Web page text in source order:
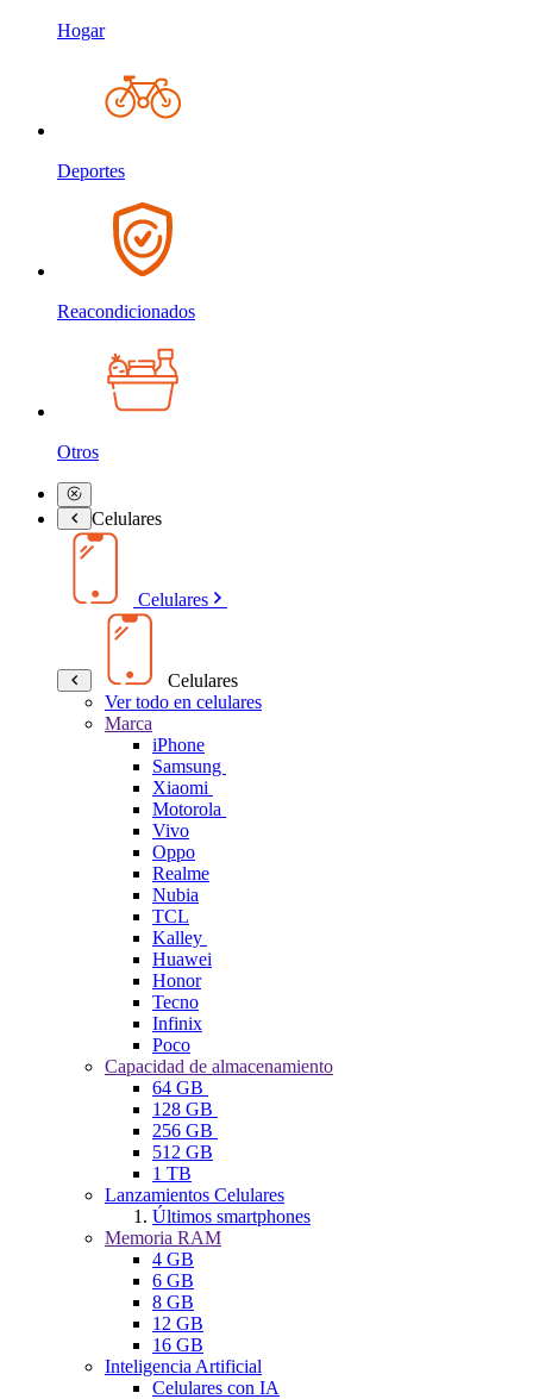
Hogar
Deportes
Reacondicionados
Otros
Celulares
Celulares
Celulares
Ver todo en celulares
Marca
iPhone
Samsung
Xiaomi
Motorola
Vivo
Oppo
Realme
Nubia
TCL
Kalley
Huawei
Honor
Tecno
Infinix
Poco
Capacidad de almacenamiento
64 GB
128 GB
256 GB
512 GB
1 TB
Lanzamientos Celulares
Últimos smartphones
Memoria RAM
4 GB
6 GB
8 GB
12 GB
16 GB
Inteligencia Artificial
Celulares con IA